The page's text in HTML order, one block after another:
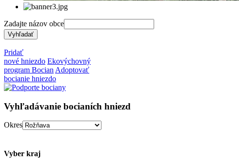
Zadajte názov obce
Pridať
nové hniezdo Ekovýchovný
program Bocian Adoptovať
bocianie hniezdo
Vyhľadávanie bocianích hniezd
Okres
Vyber kraj